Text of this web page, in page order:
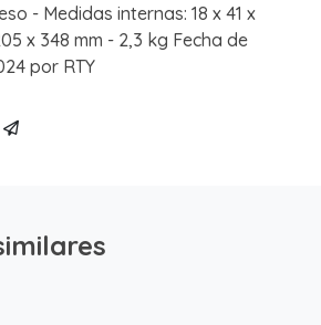
- Medidas internas: 18 x 41 x
x 348 mm - 2,3 kg Fecha de
por RTY